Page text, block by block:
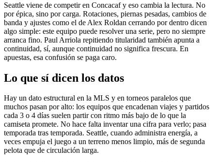
Seattle viene de competir en Concacaf y eso cambia la lectura. No
por épica, sino por carga. Rotaciones, piernas pesadas, cambios de
banda y ajustes como el de Alex Roldan cerrando por dentro dicen
algo simple: este equipo puede resolver una serie, pero no siempre
arranca fino. Paul Arriola repitiendo titularidad también apunta a
continuidad, sí, aunque continuidad no significa frescura. En
apuestas, esa confusión se paga caro.
Lo que sí dicen los datos
Hay un dato estructural en la MLS y en torneos paralelos que
muchos pasan por alto: los equipos que encadenan viajes y partidos
cada 3 o 4 días suelen partir con ritmo más bajo de lo que la
camiseta promete. No hace falta inventar una cifra para verlo; pasa
temporada tras temporada. Seattle, cuando administra energía, a
veces empuja el juego a un terreno menos limpio, más de segunda
pelota que de circulación larga.